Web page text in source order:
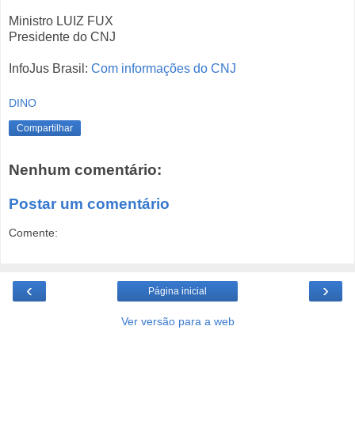
Ministro LUIZ FUX
Presidente do CNJ
InfoJus Brasil: Com informações do CNJ
DINO
Compartilhar
Nenhum comentário:
Postar um comentário
Comente:
‹ ›
Página inicial
Ver versão para a web